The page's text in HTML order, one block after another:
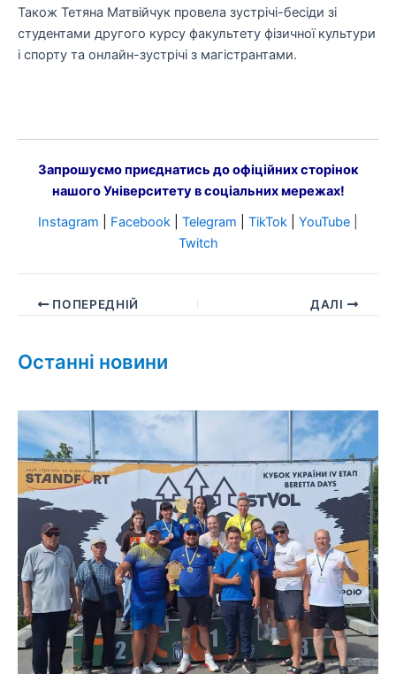
Також Тетяна Матвійчук провела зустрічі-бесіди зі
студентами другого курсу факультету фізичної культури
і спорту та онлайн-зустрічі з магістрантами.
Запрошуємо приєднатись до офіційних сторінок
нашого Університету в соціальних мережах!
Instagram
Facebook Telegram TikTok YouTube
Twitch
ПОПЕРЕДНІЙ ДАЛІ
Останні новини